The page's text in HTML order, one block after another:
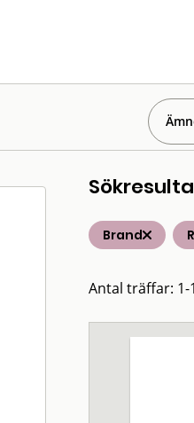
Brand
Antal träffar: 1-